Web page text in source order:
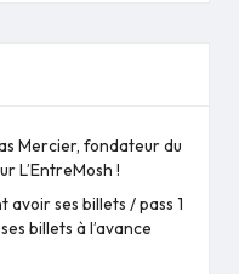
Mercier, fondateur du
L’EntreMosh !
avoir ses billets / pass 1
billets à l’avance